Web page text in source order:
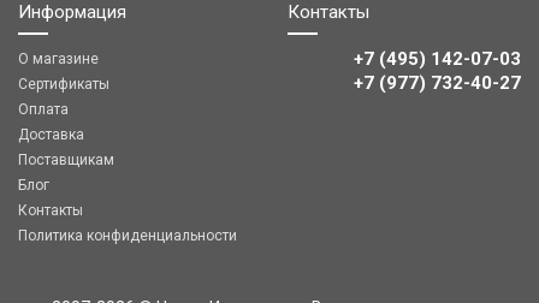
Информация
О магазине
Сертификаты
Оплата
Доставка
Поставщикам
Блог
Контакты
Политика конфиденциальности
Контакты
+7 (495) 142-07-03
‎‎+7 (977) 732-40-27